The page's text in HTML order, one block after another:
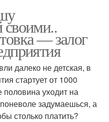
своими..
— залог
далеко не детская, в
стартует от 1000
половина уходит на
задумаешься, а
столько платить?